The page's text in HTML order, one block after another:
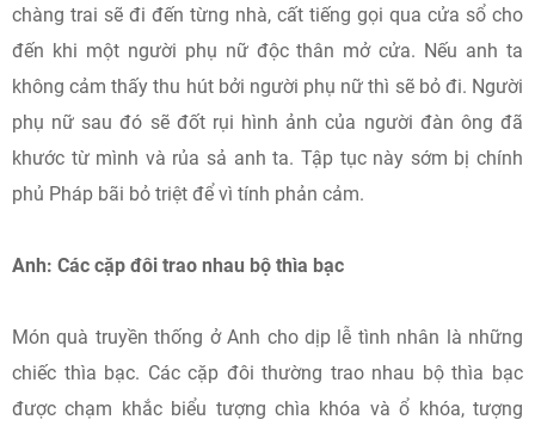
chàng trai sẽ đi đến từng nhà, cất tiếng gọi qua cửa sổ cho
đến khi một người phụ nữ độc thân mở cửa. Nếu anh ta
không cảm thấy thu hút bởi người phụ nữ thì sẽ bỏ đi. Người
phụ nữ sau đó sẽ đốt rụi hình ảnh của người đàn ông đã
khước từ mình và rủa sả anh ta. Tập tục này sớm bị chính
phủ Pháp bãi bỏ triệt để vì tính phản cảm.
Anh: Các cặp đôi trao nhau bộ thìa bạc
Món quà truyền thống ở Anh cho dịp lễ tình nhân là những
chiếc thìa bạc. Các cặp đôi thường trao nhau bộ thìa bạc
được chạm khắc biểu tượng chìa khóa và ổ khóa, tượng